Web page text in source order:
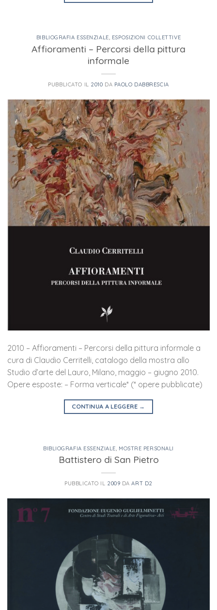
BIBLIOGRAFIA ESSENZIALE, ESPOSIZIONI COLLETTIVE
Affioramenti – Percorsi della pittura
informale
PUBBLICATO IL 2010 DA PAOLO DABBRESCIA
2010 – Affioramenti – Percorsi della pittura informale a
cura di Claudio Cerritelli, catalogo della mostra allo
Studio d’arte del Lauro, Milano, maggio – giugno 2010.
Opere esposte: – Forma verticale* (* opere pubblicate)
CONTINUA A LEGGERE →
BIBLIOGRAFIA ESSENZIALE, MOSTRE PERSONALI
Battistero di San Pietro
PUBBLICATO IL 2009 DAART D2